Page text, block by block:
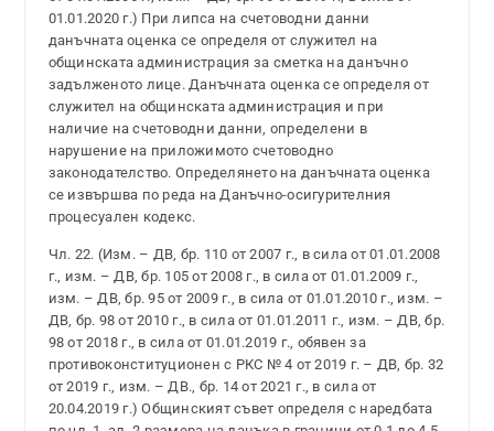
01.01.2020 г.) При липса на счетоводни данни
данъчната оценка се определя от служител на
общинската администрация за сметка на данъчно
задълженото лице. Данъчната оценка се определя от
служител на общинската администрация и при
наличие на счетоводни данни, определени в
нарушение на приложимото счетоводно
законодателство. Определянето на данъчната оценка
се извършва по реда на Данъчно-осигурителния
процесуален кодекс.
Чл. 22. (Изм. – ДВ, бр. 110 от 2007 г., в сила от 01.01.2008
г., изм. – ДВ, бр. 105 от 2008 г., в сила от 01.01.2009 г.,
изм. – ДВ, бр. 95 от 2009 г., в сила от 01.01.2010 г., изм. –
ДВ, бр. 98 от 2010 г., в сила от 01.01.2011 г., изм. – ДВ, бр.
98 от 2018 г., в сила от 01.01.2019 г., обявен за
противоконституционен с РКС № 4 от 2019 г. – ДВ, бр. 32
от 2019 г., изм. – ДВ., бр. 14 от 2021 г., в сила от
20.04.2019 г.) Общинският съвет определя с наредбата